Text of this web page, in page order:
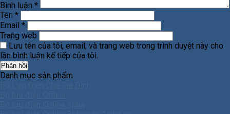
Bình luận *
Tên *
Email *
Trang web
Lưu tên của tôi, email, và trang web trong trình duyệt này cho
lần bình luận kế tiếp của tôi.
Danh mục sản phẩm